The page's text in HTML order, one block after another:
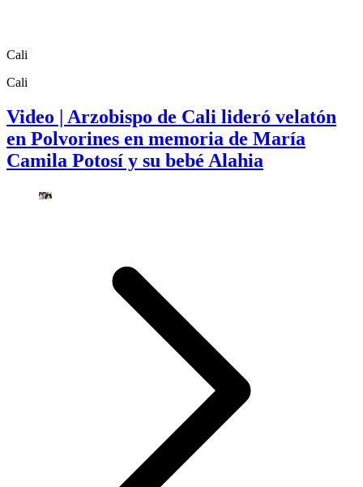
Cali
Cali
Video | Arzobispo de Cali lideró velatón
en Polvorines en memoria de María
Camila Potosí y su bebé Alahia